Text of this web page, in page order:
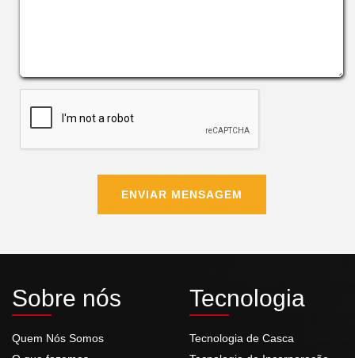
ENVIAR MENSAGEM
Sobre nós
Quem Nós Somos
Tecnologia
Tecnologia de Casca